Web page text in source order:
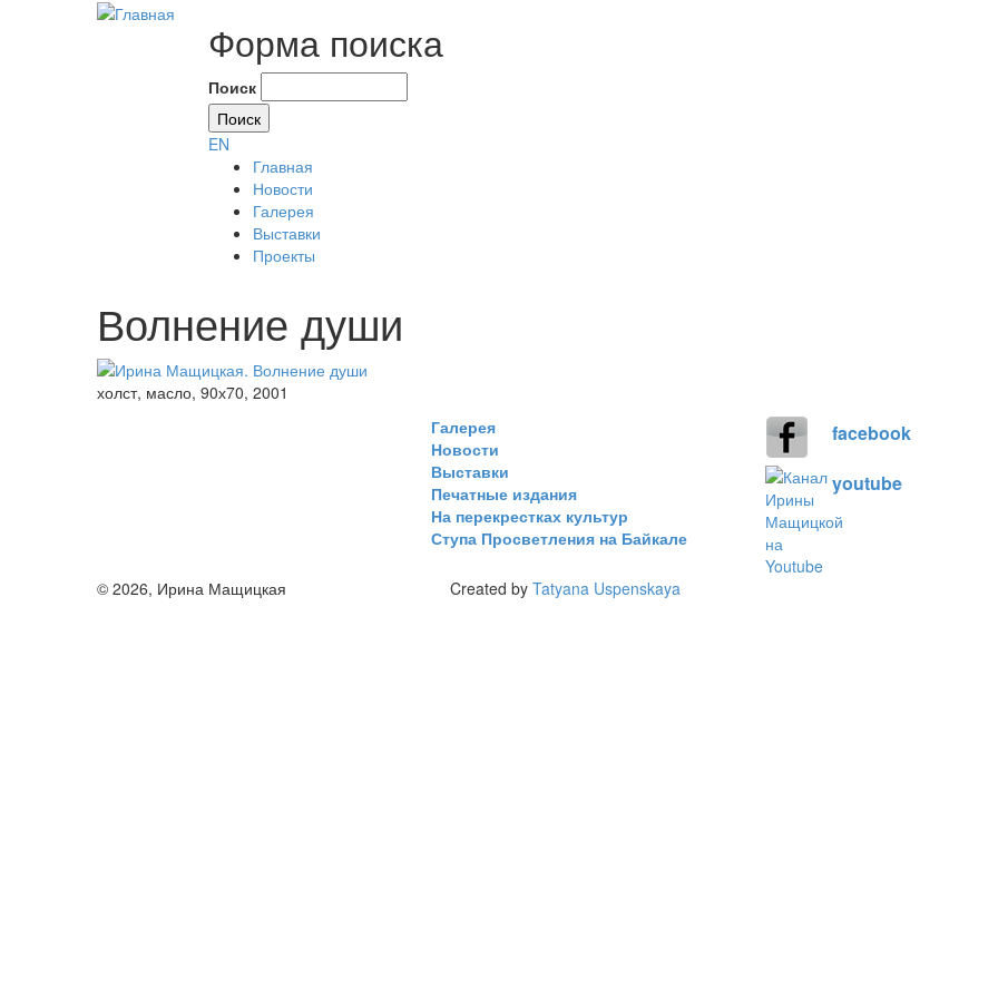
Форма поиска
Поиск
EN
Главная
Новости
Галерея
Выставки
Проекты
Волнение души
холст, масло, 90х70, 2001
Галерея
Новости
Выставки
Печатные издания
На перекрестках культур
Ступа Просветления на Байкале
facebook
youtube
© 2026, Ирина Мащицкая Created by Tatyana Uspenskaya